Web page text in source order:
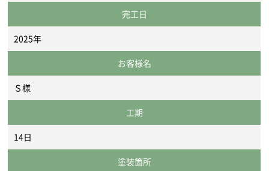
完工日
2025年
お客様名
Ｓ様
工期
14日
塗装箇所